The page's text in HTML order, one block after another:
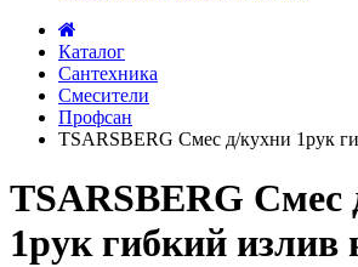
Каталог
Сантехника
Смесители
Профсан
TSARSBERG Смес д/кухни 1рук
TSARSBERG Смес
1рук гибкий излив